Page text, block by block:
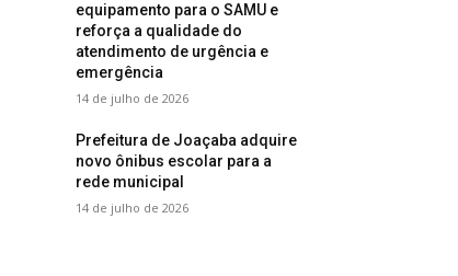
equipamento para o SAMU e
reforça a qualidade do
atendimento de urgência e
emergência
14 de julho de 2026
Prefeitura de Joaçaba adquire
novo ônibus escolar para a
rede municipal
14 de julho de 2026